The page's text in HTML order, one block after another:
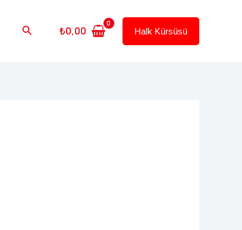
Arama ₺0,00 Halk Kürsüsü